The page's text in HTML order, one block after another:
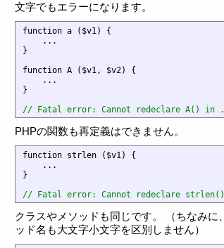
文字でもエラーになります。
function a ($v1) {
    ...
}
function A ($v1, $v2) {
    ...
}
// Fatal error: Cannot redeclare A() in
PHPの関数も再定義はできません。
function strlen ($v1) {
    ...
}
// Fatal error: Cannot redeclare
クラスやメソッドも同じです。 （ちなみに
ッド名も大文字小文字を区別しません）